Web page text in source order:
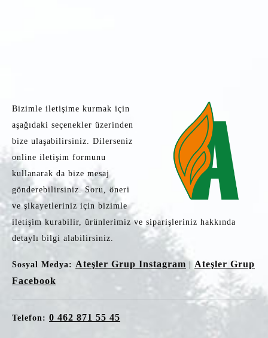
Bizimle iletişime kurmak için
aşağıdaki seçenekler üzerinden
bize ulaşabilirsiniz. Dilerseniz
online iletişim formunu
kullanarak da bize mesaj
gönderebilirsiniz. Soru, öneri
ve şikayetleriniz için bizimle
iletişim kurabilir, ürünlerimiz ve siparişleriniz hakkında
detaylı bilgi alabilirsiniz.
Sosyal Medya: Ateşler Grup Instagram
Ateşler Grup
Facebook
Telefon: 0 462 871 55 45